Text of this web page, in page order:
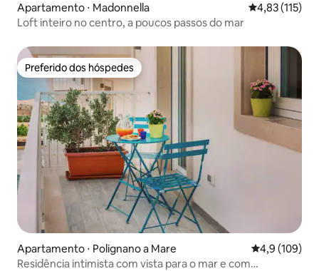
Apartamento ⋅ Madonnella 4,83 de uma
4,83 (115)
Loft inteiro no centro, a poucos passos do mar
Preferido dos hóspedes
Preferido dos hóspedes
Apartamento ⋅ Polignano a Mare 4,9 de uma
4,9 (109)
Residência intimista com vista para o mar e com